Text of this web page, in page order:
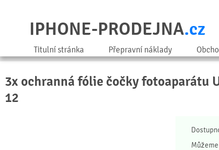
IPHONE-PRODEJNA.cz
Titulní stránka Přepravní náklady
3x ochranná fólie čočky fotoaparátu
12